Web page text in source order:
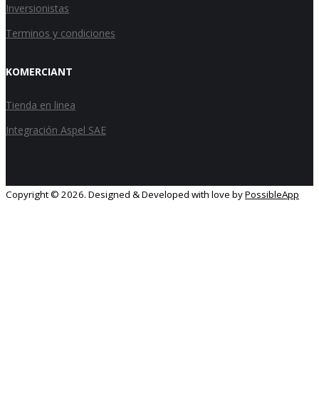
Inversionistas
Terminos y condiciones
KOMERCIANT
Tienda en linea
Integración Aspel SAE
Copyright © 2026. Designed & Developed with love byPossibleApp